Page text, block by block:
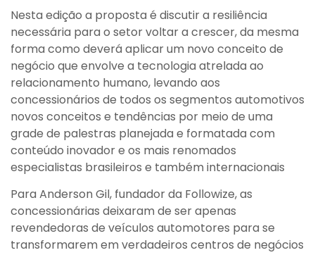
Nesta edição a proposta é discutir a resiliência
necessária para o setor voltar a crescer, da mesma
forma como deverá aplicar um novo conceito de
negócio que envolve a tecnologia atrelada ao
relacionamento humano, levando aos
concessionários de todos os segmentos automotivos
novos conceitos e tendências por meio de uma
grade de palestras planejada e formatada com
conteúdo inovador e os mais renomados
especialistas brasileiros e também internacionais
Para Anderson Gil, fundador da Followize, as
concessionárias deixaram de ser apenas
revendedoras de veículos automotores para se
transformarem em verdadeiros centros de negócios